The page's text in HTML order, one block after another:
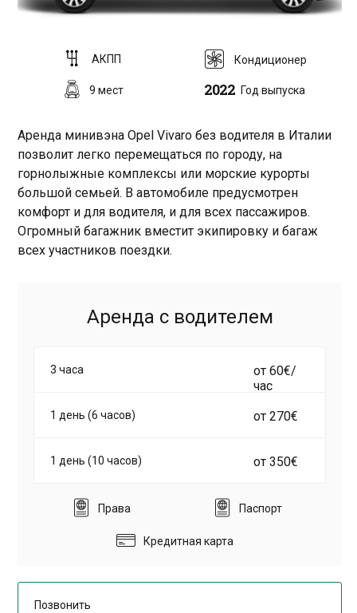
AКПП Кондиционер
9 мест 2022 Год выпуска
Аренда минивэна Opel Vivaro без водителя в Италии
позволит легко перемещаться по городу, на
горнолыжные комплексы или морские курорты
большой семьей. В автомобиле предусмотрен
комфорт и для водителя, и для всех пассажиров.
Огромный багажник вместит экипировку и багаж
всех участников поездки.
Аренда с водителем
3 часа
от 60€/
час
1 день (6 часов) от 270€
1 день (10 часов) от 350€
Права Паспорт
Кредитная карта
Позвонить